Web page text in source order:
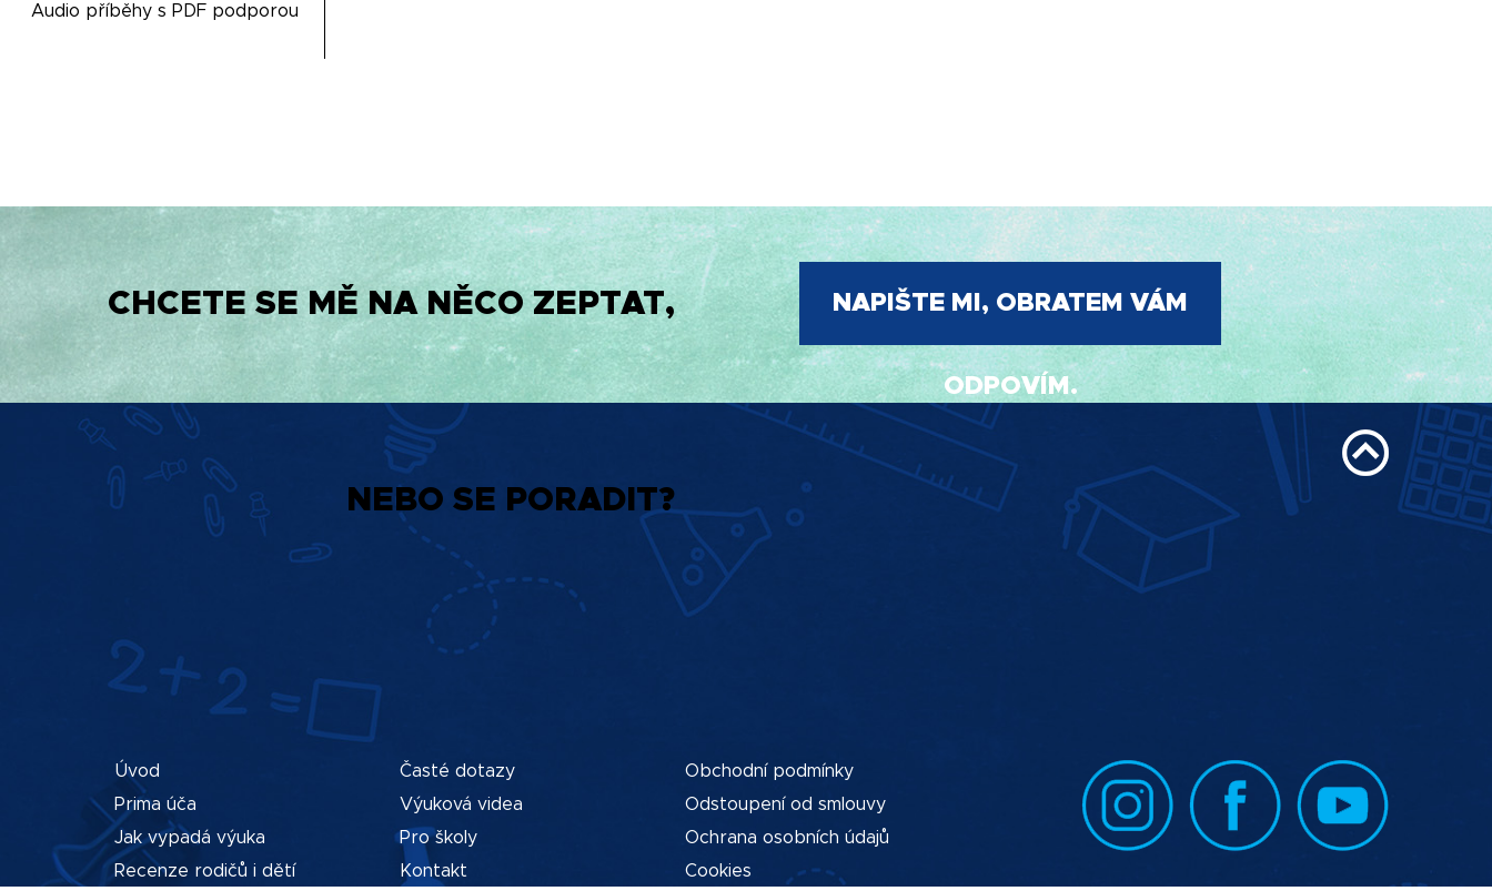
Audio příběhy s PDF podporou
CHCETE SE MĚ NA NĚCO ZEPTAT,
NEBO SE PORADIT?
NAPIŠTE MI, OBRATEM VÁM
ODPOVÍM.
Úvod
Prima úča
Jak vypadá výuka
Recenze rodičů i dětí
Časté dotazy
Výuková videa
Pro školy
Kontakt
Obchodní podmínky
Odstoupení od smlouvy
Ochrana osobních údajů
Cookies